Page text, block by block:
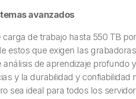
avanzados
de trabajo hasta 550 TB
estos que exigen las
de aprendizaje profundo
y la durabilidad y confiabilidad
sea ideal para todos los